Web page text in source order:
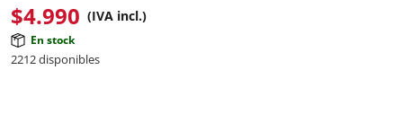
$4.990 (IVA incl.)
En stock
2212 disponibles